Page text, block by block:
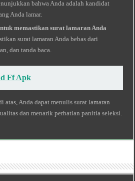
bahwa Anda adalah kandidat
Anda lamar.
memastikan surat lamaran Anda
surat lamaran Anda bebas dari
dan tanda baca.
Ff Apk
Anda dapat menulis surat lamaran
dan menarik perhatian panitia seleksi.